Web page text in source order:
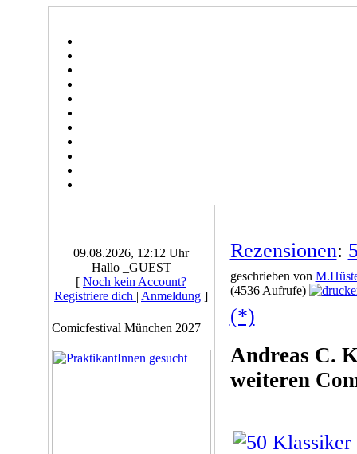
09.08.2026, 12:12 Uhr
Hallo _GUEST
[ Noch kein Account?
Registriere dich | Anmeldung ]
Comicfestival München 2027
Rezensionen:
geschrieben von
(4536 Aufrufe)
(*)
Andreas C.
weiteren